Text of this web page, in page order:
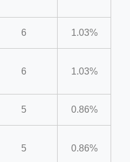
6 1.03%
6 1.03%
5 0.86%
5 0.86%